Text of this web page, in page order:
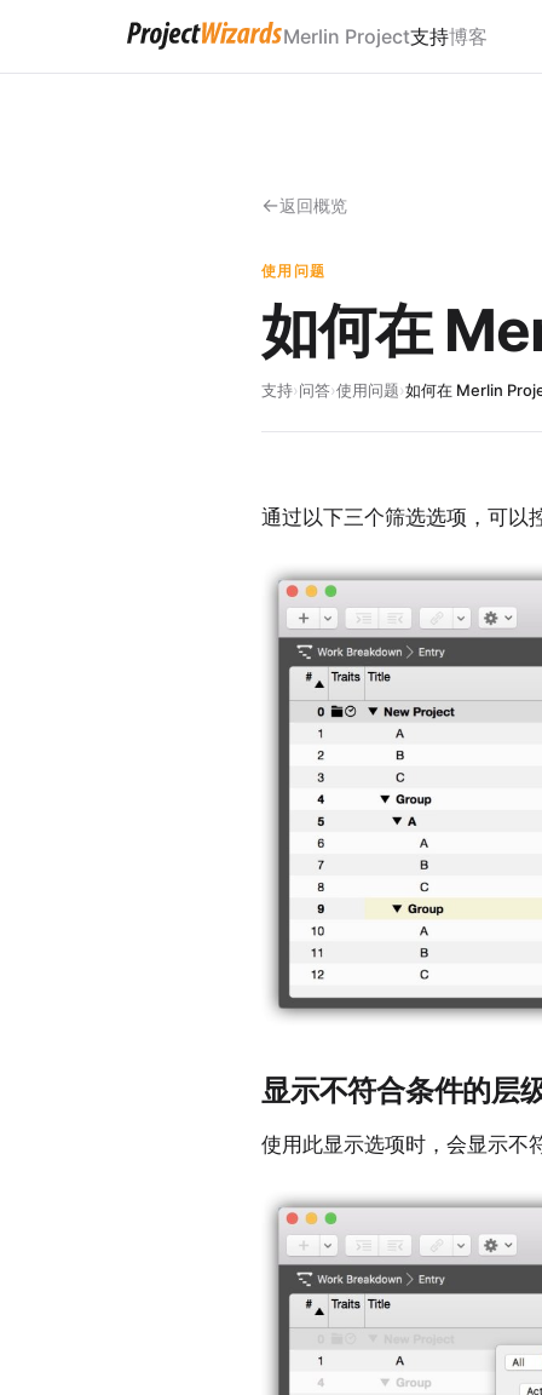
Merlin Project支持博客
返回概览
使用问题
如何在
支持›问答›使用问题›如何在 Merlin
通过以下三个筛选选项，可
显示不符合条件的层
使用此显示选项时，会显示不